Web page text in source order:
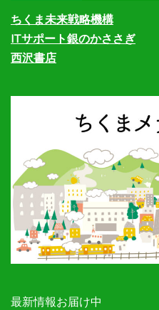
ちくま未来戦略機構
ITサポート銀のかささぎ
西沢書店
最新情報お届け中